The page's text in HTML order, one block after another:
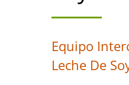
Equipo
Leche De